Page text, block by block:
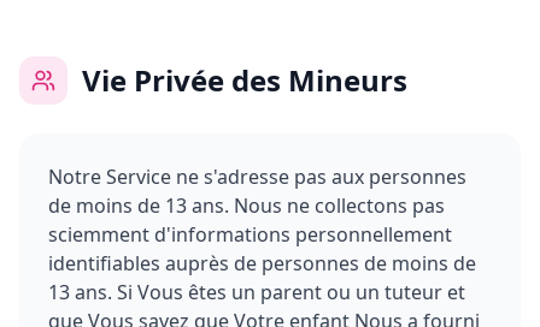
Vie Privée des Mineurs
Notre Service ne s'adresse pas aux personnes
de moins de 13 ans. Nous ne collectons pas
sciemment d'informations personnellement
identifiables auprès de personnes de moins de
13 ans. Si Vous êtes un parent ou un tuteur et
que Vous savez que Votre enfant Nous a fourni